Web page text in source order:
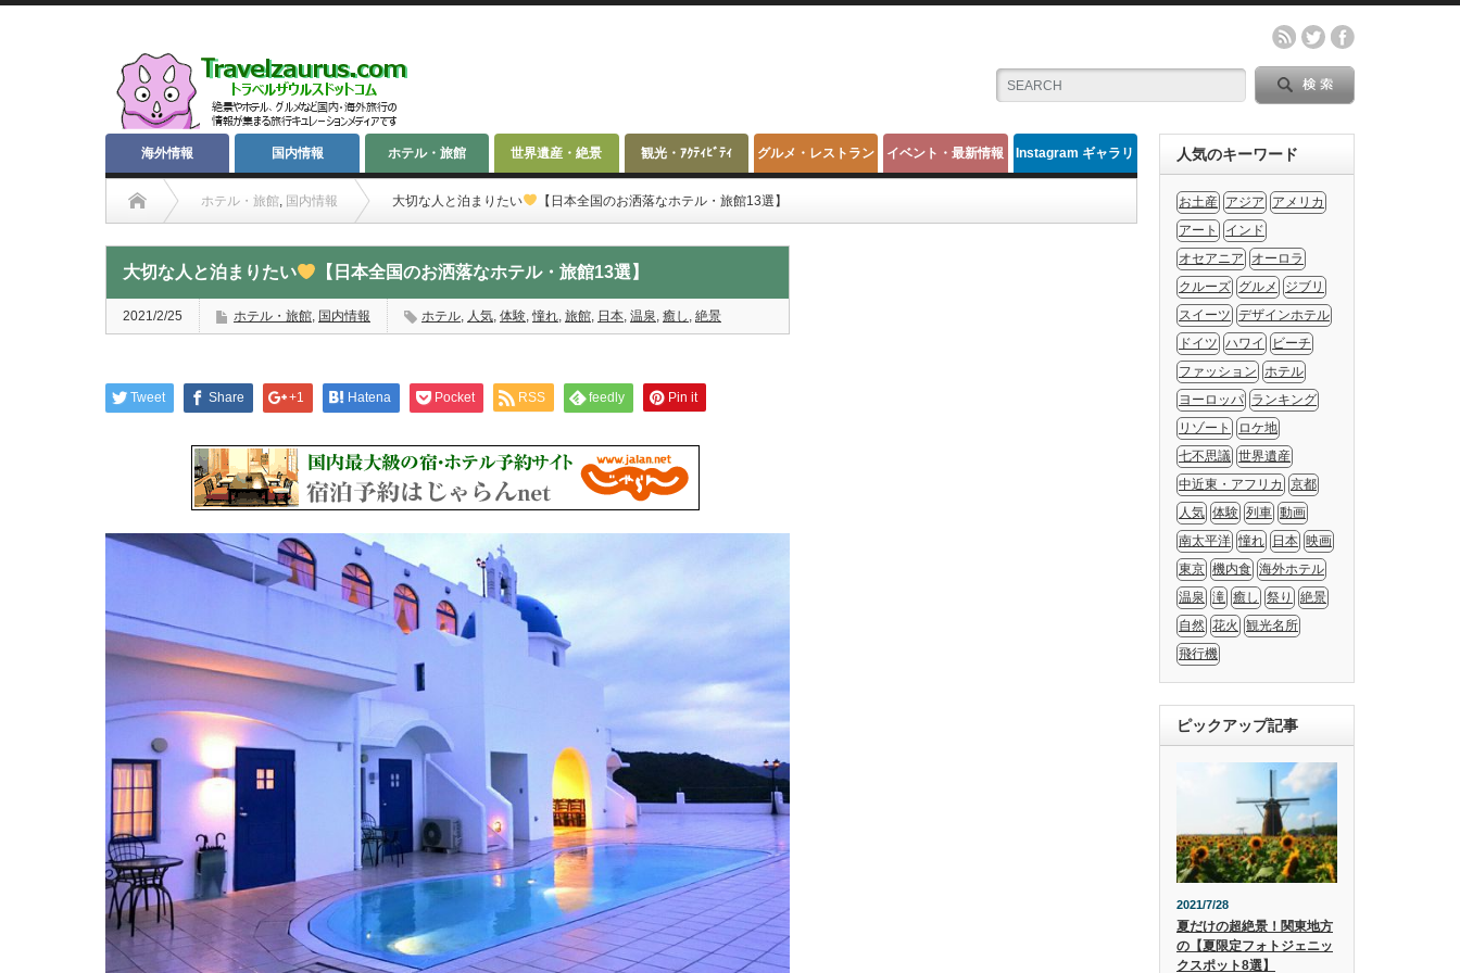
海外情報 国内情報 ホテル・旅館 世界遺産・絶景 観光・ｱｸﾃｨﾋﾞﾃｨ グルメ・レストラン イベント・最新情報 Instagram ギャラリ
ホテル・旅館, 国内情報 大切な人と泊まりたい 【日本全国のお洒落なホテル・旅館13選】
大切な人と泊まりたい 【日本全国のお洒落なホテル・旅館13選】
2021/2/25 ホテル・旅館, 国内情報 ホテル, 人気, 体験,憧れ, 旅館, 日本, 温泉, 癒し , 絶景
Tweet Share +1 Hatena Pocket RSS feedly Pin it
人気のキーワード
お土産 アジア
アメリカ
アート
インド
オセアニア
オーロラ
クルーズ グルメ
ジブリ
スイーツ デザインホテル
ドイツ ハワイ
ビーチ
ファッション ホテル
ヨーロッパ ランキング
リゾート
ロケ地
七不思議 世界遺産
中近東・アフリカ
京都
人気 体験 列車 動画
南太平洋 憧れ 日本 映画
東京 機内食 海外ホテル
温泉 滝 癒し 祭り
絶景
自然 花火
観光名所
飛行機
ピックアップ記事
2021/7/28
夏だけの超絶景！関東地方
の【夏限定フォトジェニッ
クスポット8選】